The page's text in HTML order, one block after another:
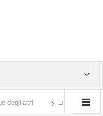
Lotta di classe… tra preti